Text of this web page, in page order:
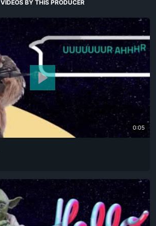
VIDEOS BY THIS PRODUCER
0:05